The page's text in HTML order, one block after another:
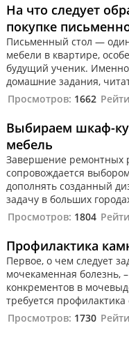
На что следует
покупке
Письменный стол —
мебели в квартире,
будущий ученик.
домашние задания,
Просмотров: 1662
Выбираем шкаф-
мебель
Завершение ремонтных
сопровождается
дополнять созданный
задачу в больших
Просмотров: 1804
Профилактика
Первое, о чем следует
мочекаменная болезнь,
конкрементов в
требуется
Просмотров: 1730